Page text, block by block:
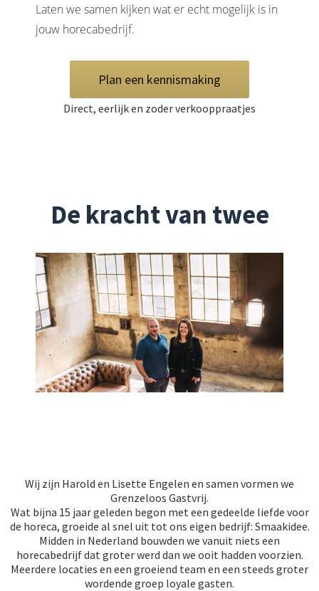
Laten we samen kijken wat er echt mogelijk is in
jouw horecabedrijf.
Plan een kennismaking
Direct, eerlijk en zoder verkooppraatjes
De kracht van twee
Wij zijn Harold en Lisette Engelen en samen vormen we
Grenzeloos Gastvrij.
Wat bijna 15 jaar geleden begon met een gedeelde liefde voor
de horeca, groeide al snel uit tot ons eigen bedrijf: Smaakidee.
Midden in Nederland bouwden we vanuit niets een
horecabedrijf dat groter werd dan we ooit hadden voorzien.
Meerdere locaties en een groeiend team en een steeds groter
wordende groep loyale gasten.